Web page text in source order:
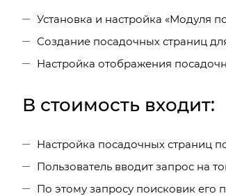
Установка и настройка «Модуля
Создание посадочных страниц
Настройка отображения
В стоимость входит:
Настройка посадочных страниц
Пользователь вводит запрос на
По этому запросу поисковик